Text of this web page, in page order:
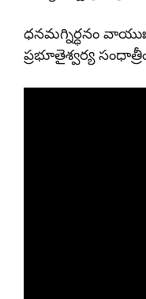
ధనమగ్నిర్ధనం
ప్రభూతైశ్వర్య